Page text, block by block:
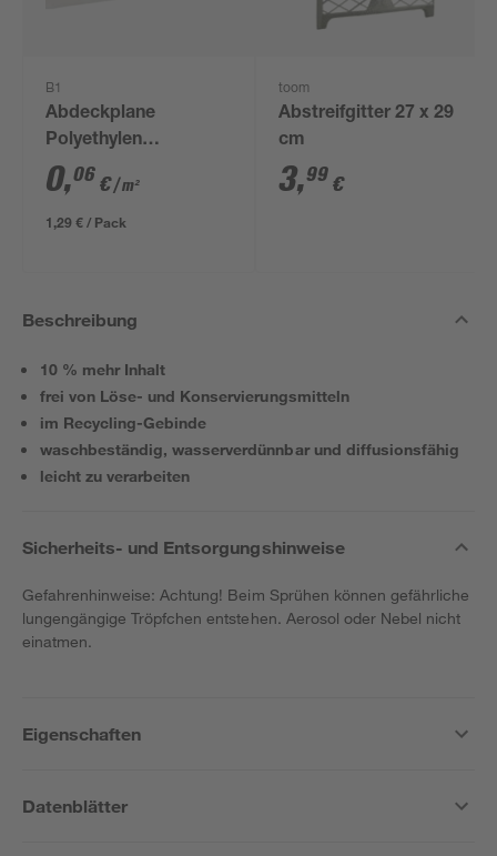
B1
Abdeckplane
Polyethylen
transparent 4 x 5 m
0,06 €/ m²
1,29 € / Pack
toom
Abstreifgitter 27 x 29
cm
3,99 €
Beschreibung
10 % mehr Inhalt
frei von Löse- und Konservierungsmitteln
im Recycling-Gebinde
waschbeständig, wasserverdünnbar und diffusionsfähig
leicht zu verarbeiten
Sicherheits- und Entsorgungshinweise
Gefahrenhinweise: Achtung! Beim Sprühen können gefährliche
lungengängige Tröpfchen entstehen. Aerosol oder Nebel nicht
einatmen.
Eigenschaften
Datenblätter